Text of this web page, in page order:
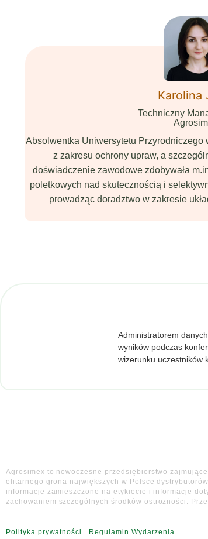
Karolina
Techniczny
Absolwentka Uniwersytetu
z zakresu ochrony upraw, a
doświadczenie zawodowe zdobywała
poletkowych nad skutecznością i
prowadząc doradztwo w zakresie
Administratorem
wyników podczas
wizerunku uczestników
Agrosimex to nowoczesne przedsiębiorstwo
elitarnego grona największych w Polsce
informacje zamieszczone na etykiecie i informacje
zachowaniem szczególnych środków ostrożności.
Polityka prywatności Regulamin Wydarzenia